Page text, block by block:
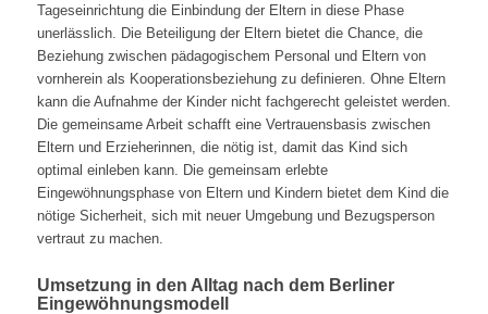
Tageseinrichtung die Einbindung der Eltern in diese Phase
unerlässlich. Die Beteiligung der Eltern bietet die Chance, die
Beziehung zwischen pädagogischem Personal und Eltern von
vornherein als Kooperationsbeziehung zu definieren. Ohne Eltern
kann die Aufnahme der Kinder nicht fachgerecht geleistet werden.
Die gemeinsame Arbeit schafft eine Vertrauensbasis zwischen
Eltern und Erzieherinnen, die nötig ist, damit das Kind sich
optimal einleben kann. Die gemeinsam erlebte
Eingewöhnungsphase von Eltern und Kindern bietet dem Kind die
nötige Sicherheit, sich mit neuer Umgebung und Bezugsperson
vertraut zu machen.
Umsetzung in den Alltag nach dem Berliner
Eingewöhnungsmodell